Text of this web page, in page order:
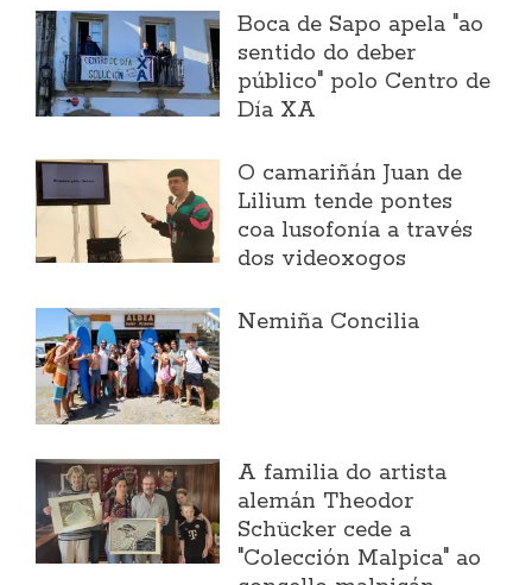
Boca de Sapo apela "ao
sentido do deber
público" polo Centro de
Día XA
O camariñán Juan de
Lilium tende pontes
coa lusofonía a través
dos videoxogos
Nemiña Concilia
A familia do artista
alemán Theodor
Schücker cede a
"Colección Malpica" ao